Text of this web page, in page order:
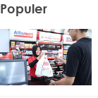
Populer